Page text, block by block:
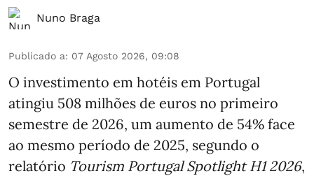
Nuno Braga
Publicado a: 07 Agosto 2026, 09:08
O investimento em hotéis em Portugal
atingiu 508 milhões de euros no primeiro
semestre de 2026, um aumento de 54% face
ao mesmo período de 2025, segundo o
relatório Tourism Portugal Spotlight H1 2026,